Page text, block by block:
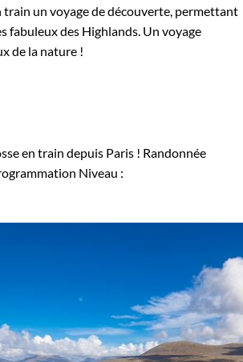
train un voyage de découverte, permettant
fabuleux des Highlands. Un voyage
de la nature !
en train depuis Paris ! Randonnée
Niveau :